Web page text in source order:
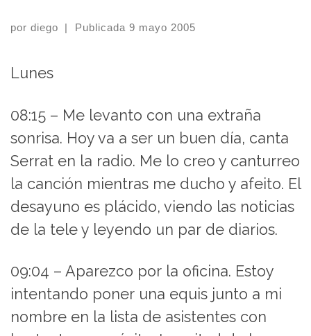
por diego | Publicada 9 mayo 2005
Lunes
08:15 – Me levanto con una extraña
sonrisa. Hoy va a ser un buen día, canta
Serrat en la radio. Me lo creo y canturreo
la canción mientras me ducho y afeito. El
desayuno es plácido, viendo las noticias
de la tele y leyendo un par de diarios.
09:04 – Aparezco por la oficina. Estoy
intentando poner una equis junto a mi
nombre en la lista de asistentes con